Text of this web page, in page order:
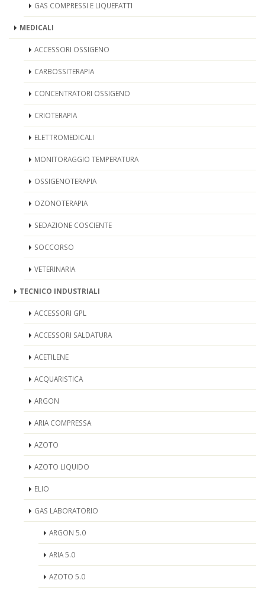
GAS COMPRESSI E LIQUEFATTI
MEDICALI
ACCESSORI OSSIGENO
CARBOSSITERAPIA
CONCENTRATORI OSSIGENO
CRIOTERAPIA
ELETTROMEDICALI
MONITORAGGIO TEMPERATURA
OSSIGENOTERAPIA
OZONOTERAPIA
SEDAZIONE COSCIENTE
SOCCORSO
VETERINARIA
TECNICO INDUSTRIALI
ACCESSORI GPL
ACCESSORI SALDATURA
ACETILENE
ACQUARISTICA
ARGON
ARIA COMPRESSA
AZOTO
AZOTO LIQUIDO
ELIO
GAS LABORATORIO
ARGON 5.0
ARIA 5.0
AZOTO 5.0